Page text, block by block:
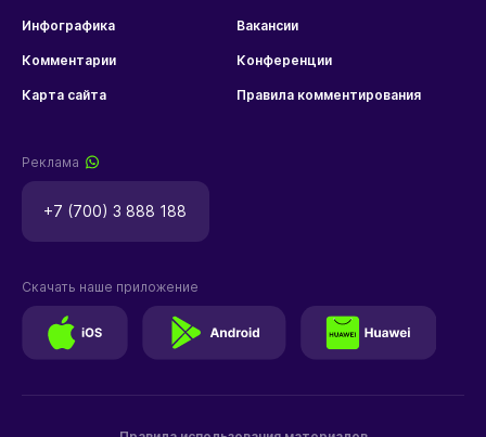
Инфографика Вакансии
Комментарии Конференции
Карта сайта Правила комментирования
Реклама
+7 (700) 3 888 188
Скачать наше приложение